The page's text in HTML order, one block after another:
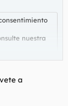
nuestra
a